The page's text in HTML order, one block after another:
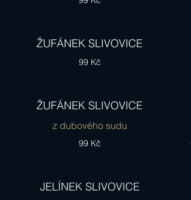
ŽUFÁNEK SLIVOVICE
99 Kč
ŽUFÁNEK SLIVOVICE
z dubového sudu
99 Kč
JELÍNEK SLIVOVICE